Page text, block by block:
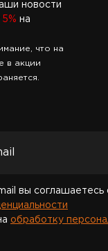
новости
5% на
что на
в акции
вы соглашаетесь
обработку